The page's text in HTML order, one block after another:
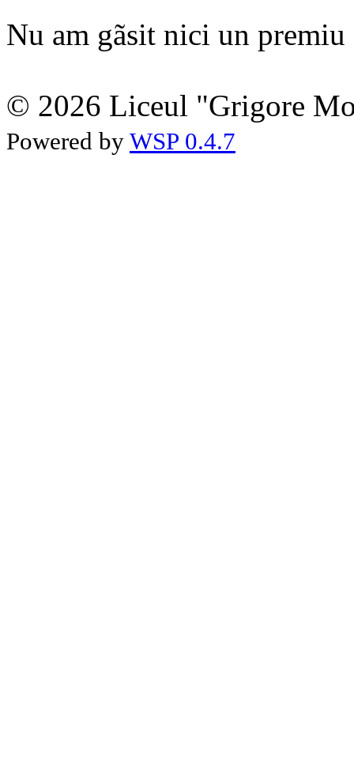
Nu am gãsit nici un premiu
© 2026 Liceul "Grigore
Powered by WSP 0.4.7